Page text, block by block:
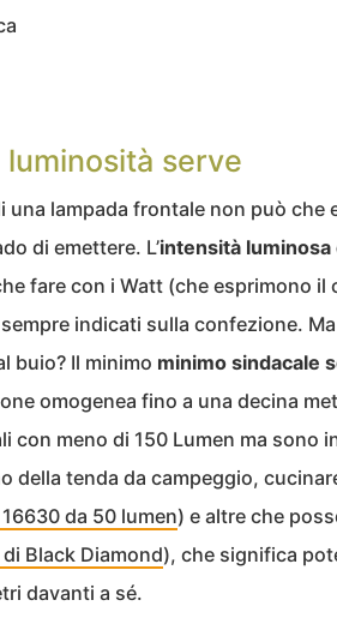
serve
lampada frontale non può che
di emettere. L’intensità luminosa
fare con i Watt (che esprimono il
indicati sulla confezione.
buio? Il minimo minimo sindacale
omogenea fino a una decina
con meno di 150 Lumen ma sono
della tenda da campeggio,
da 50 lumen) e altre che
Black Diamond), che significa
davanti a sé.